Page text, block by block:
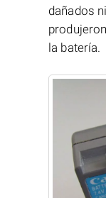
dañados
la batería.